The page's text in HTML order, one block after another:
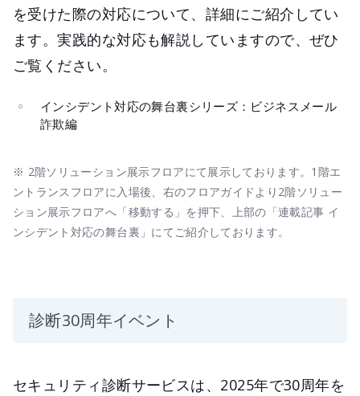
を受けた際の対応について、詳細にご紹介してい
ます。実践的な対応も解説していますので、ぜひ
ご覧ください。
インシデント対応の舞台裏シリーズ：ビジネスメール
詐欺編
※ 2階ソリューション展示フロアにて展示しております。1階エ
ントランスフロアに入場後、右のフロアガイドより2階ソリュー
ション展示フロアへ「移動する」を押下、上部の「連載記事 イ
ンシデント対応の舞台裏」にてご紹介しております。
診断30周年イベント
セキュリティ診断サービスは、2025年で30周年を